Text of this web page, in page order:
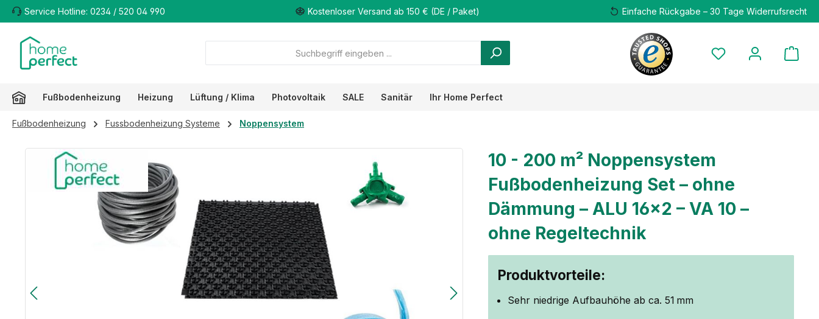
Hauptinhalt springen
Zur Suche springen
Zur Hauptnavigation springen
Service Hotline: 0234 / 520 04 990 Kostenloser Versand ab 150 € (DE / Paket) Einfache Rückgabe – 30 Tage Widerrufsrecht
Fußbodenheizung Heizung Lüftung / Klima Photovoltaik SALE Sanitär Ihr Home Perfect
Fußbodenheizung Fussbodenheizung Systeme Noppensystem
Bildergalerie überspringen
10 - 200 m² Noppensystem
Fußbodenheizung Set – ohne
Dämmung – ALU 16×2 – VA 10 –
ohne Regeltechnik
Produktvorteile:
Sehr niedrige Aufbauhöhe ab ca. 51 mm